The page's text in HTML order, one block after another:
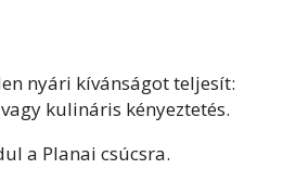
nyári kívánságot teljesít:
kulináris kényeztetés.
a Planai csúcsra.